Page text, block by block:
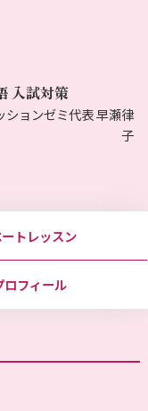
入試対策
ションゼミ代表 早瀬律
子
トレッスン
ロフィール